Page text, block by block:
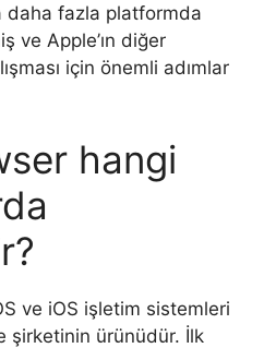
daha fazla platformda
ve Apple’ın diğer
için önemli adımlar
hangi
ve iOS işletim sistemleri
şirketinin ürünüdür. İlk